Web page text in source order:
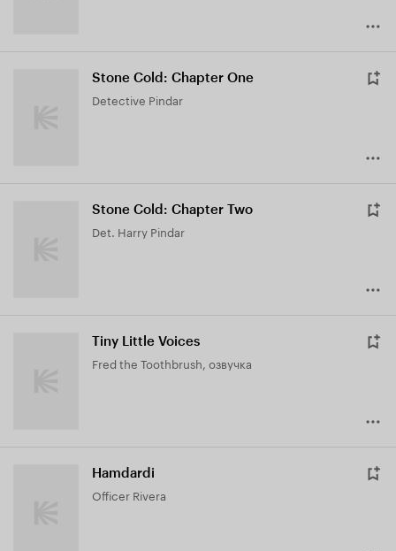
Stone Cold: Chapter One
Detective Pindar
Stone Cold: Chapter Two
Det. Harry Pindar
Tiny Little Voices
Fred the Toothbrush, озвучка
Hamdardi
Officer Rivera